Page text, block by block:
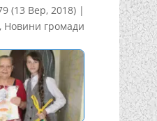
(13 Вер, 2018) |
, Новини громади